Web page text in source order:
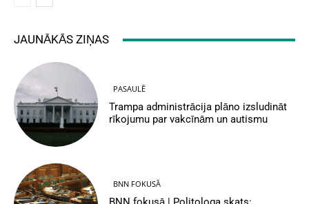
JAUNĀKĀS ZIŅAS
PASAULĒ
Trampa administrācija plāno izsludināt
rīkojumu par vakcīnām un autismu
BNN FOKUSĀ